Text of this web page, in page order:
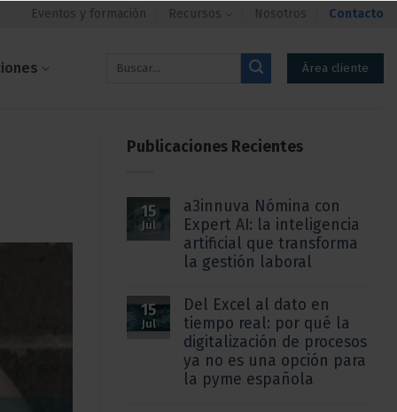
Eventos y formación Recursos Nosotros Contacto
Área cliente
Publicaciones Recientes
15
Jul
a3innuva Nómina con
Expert AI: la inteligencia
artificial que transforma
la gestión laboral
15
Jul
Del Excel al dato en
tiempo real: por qué la
digitalización de procesos
ya no es una opción para
la pyme española